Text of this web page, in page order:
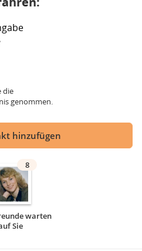
die
genommen.
hinzufügen
8
warten
Sie